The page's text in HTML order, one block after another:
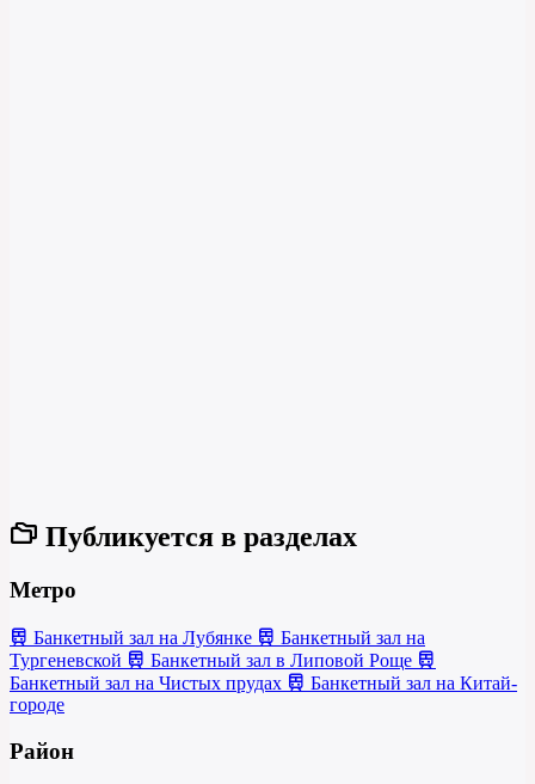
Публикуется в разделах
Метро
Банкетный зал на Лубянке
Банкетный зал на
Тургеневской
Банкетный зал в Липовой Роще
Банкетный зал на Чистых прудах
Банкетный зал на Китай-
городе
Район